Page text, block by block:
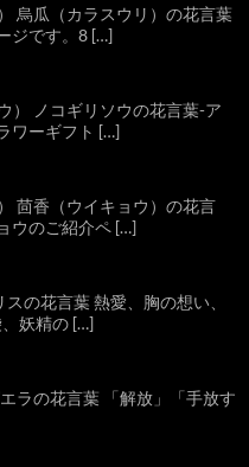
烏瓜（カラスウリ）の花言葉
ジです。8 […]
） ノコギリソウの花言葉-ア
ワーギフト […]
茴香（ウイキョウ）の花言
ウのご紹介ペ […]
の花言葉 熱愛、胸の想い、
妖精の […]
ラの花言葉 「解放」「手放す